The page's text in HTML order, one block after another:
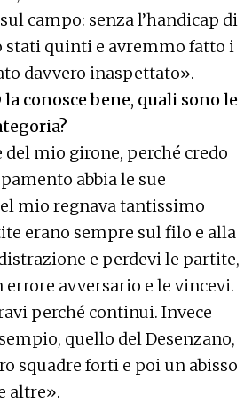
campo: senza l’handicap di
stati quinti e avremmo fatto i
davvero inaspettato».
la conosce bene, quali sono le
del mio girone, perché credo
abbia le sue
mio regnava tantissimo
erano sempre sul filo e alla
e perdevi le partite,
avversario e le vincevi.
perché continui. Invece
quello del Desenzano,
squadre forti e poi un abisso
altre».